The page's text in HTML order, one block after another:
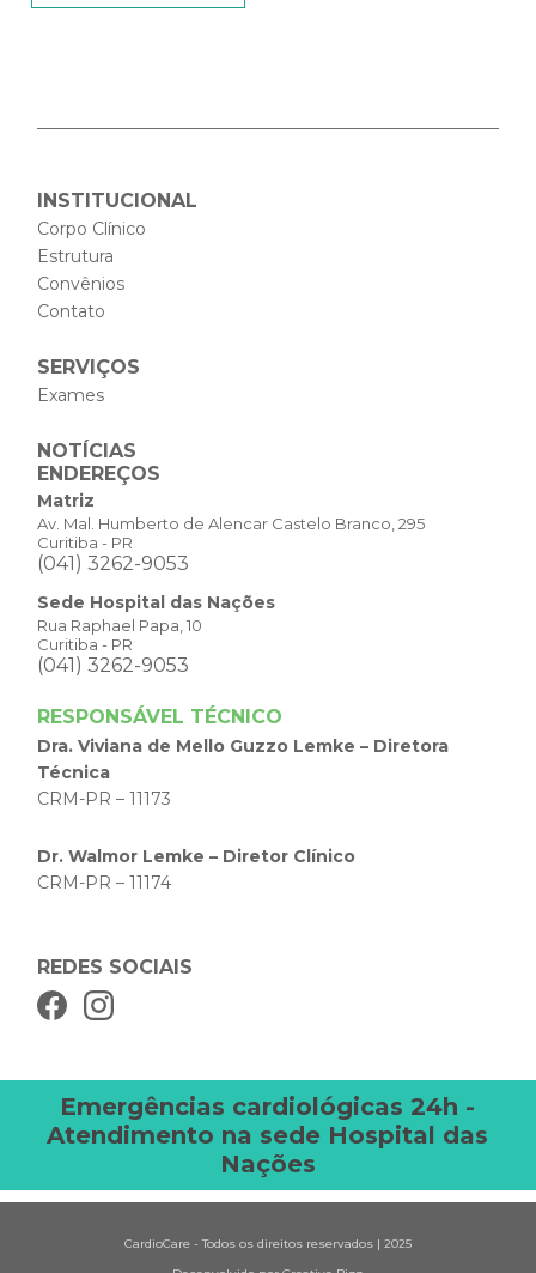
INSTITUCIONAL
Corpo Clínico
Estrutura
Convênios
Contato
SERVIÇOS
Exames
NOTÍCIAS
ENDEREÇOS
Matriz
Av. Mal. Humberto de Alencar Castelo Branco, 295
Curitiba - PR
(041) 3262-9053
Sede Hospital das Nações
Rua Raphael Papa, 10
Curitiba - PR
(041) 3262-9053
RESPONSÁVEL TÉCNICO
Dra. Viviana de Mello Guzzo Lemke – Diretora
Técnica
CRM-PR – 11173
Dr. Walmor Lemke – Diretor Clínico
CRM-PR – 11174
REDES SOCIAIS
Emergências cardiológicas 24h -
Atendimento na sede Hospital das
Nações
CardioCare - Todos os direitos reservados | 2025